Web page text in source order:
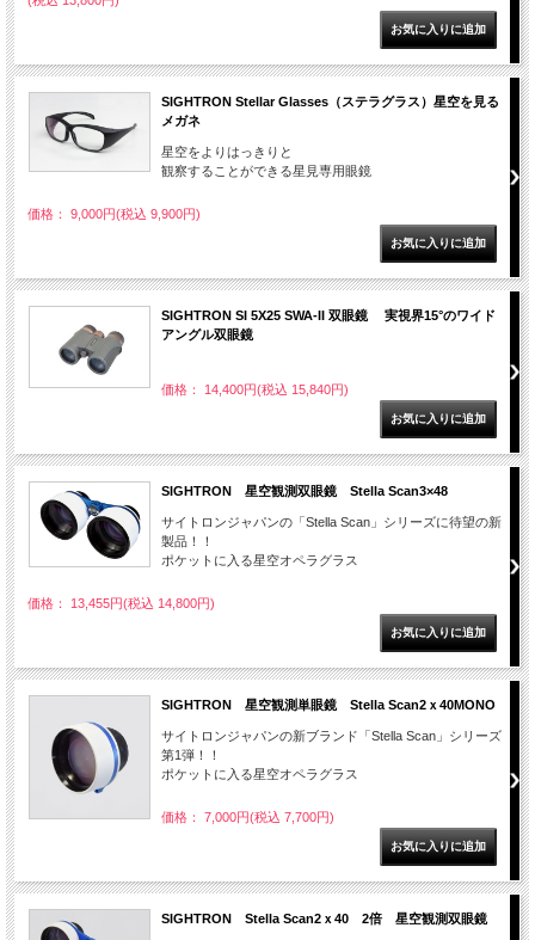
SIGHTRON Stellar Glasses（ステラグラス）星空を見る
メガネ
星空をよりはっきりと
観察することができる星見専用眼鏡
価格： 9,000円(税込 9,900円)
SIGHTRON SI 5X25 SWA-II 双眼鏡 実視界15°のワイド
アングル双眼鏡
価格： 14,400円(税込 15,840円)
SIGHTRON 星空観測双眼鏡 Stella Scan3×48
サイトロンジャパンの「Stella Scan」シリーズに待望の新
製品！！
ポケットに入る星空オペラグラス
価格： 13,455円(税込 14,800円)
SIGHTRON 星空観測単眼鏡 Stella Scan2ｘ40MONO
サイトロンジャパンの新ブランド「Stella Scan」シリーズ
第1弾！！
ポケットに入る星空オペラグラス
価格： 7,000円(税込 7,700円)
SIGHTRON Stella Scan2ｘ40 2倍 星空観測双眼鏡